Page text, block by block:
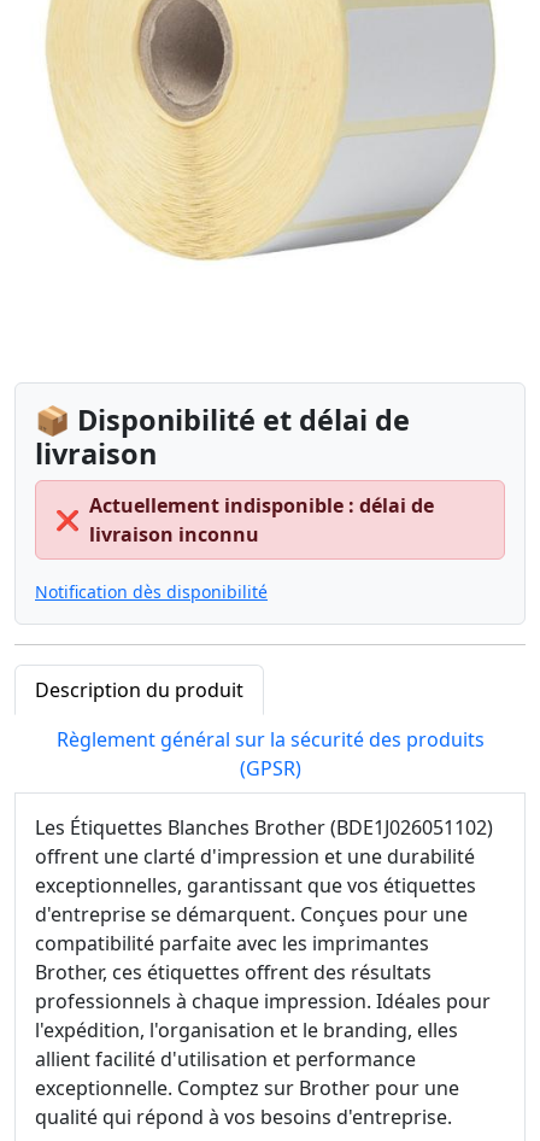
📦 Disponibilité et délai de
livraison
❌
Actuellement indisponible : délai de
livraison inconnu
Notification dès disponibilité
Description du produit
Règlement général sur la sécurité des produits
(GPSR)
Les Étiquettes Blanches Brother (BDE1J026051102)
offrent une clarté d'impression et une durabilité
exceptionnelles, garantissant que vos étiquettes
d'entreprise se démarquent. Conçues pour une
compatibilité parfaite avec les imprimantes
Brother, ces étiquettes offrent des résultats
professionnels à chaque impression. Idéales pour
l'expédition, l'organisation et le branding, elles
allient facilité d'utilisation et performance
exceptionnelle. Comptez sur Brother pour une
qualité qui répond à vos besoins d'entreprise.